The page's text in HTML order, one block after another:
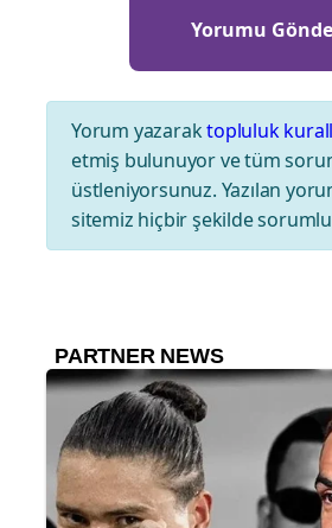
Yorum yazaraktopluluk
etmiş bulunuyor ve tüm
üstleniyorsunuz. Yazılan
sitemiz hiçbir şekilde